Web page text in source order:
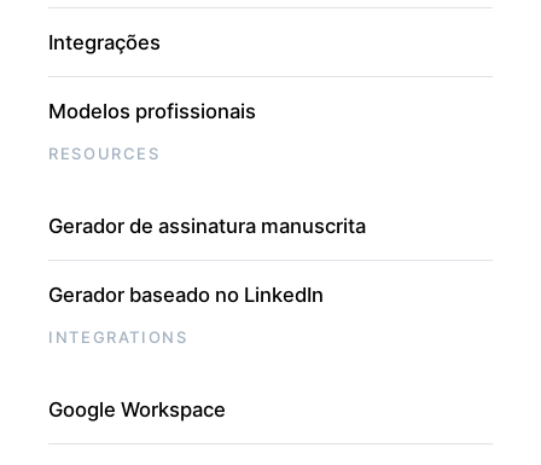
Integrações
Modelos profissionais
RESOURCES
Gerador de assinatura manuscrita
Gerador baseado no LinkedIn
INTEGRATIONS
Google Workspace